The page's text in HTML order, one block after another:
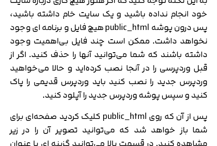
خود انجام نداده باشید و یک سایت خام داشته باشید،
پس درون پوشه public_html هیچ فایل و برنامه ای وجود
نخواهد داشت. ممکن است چند فایل بی‌اهمیت وجود
داشته باشند که شما می‌توانید آنها را حذف کنید. اگر از
قبل وردپرسی را در آنجا نصب کرده‌اید و حالا می‌خواهید
وردپرس جدید را نصب کنید باید وردپرس قدیمی را پاک
کنید و سپس پوشه وردپرس جدید را آپلود کنید.
پس از آن که روی public_html کلیک کردید صفحه‌ای برای
شما باز خواهد شد که می‌توانید تصویر آن را در زیر